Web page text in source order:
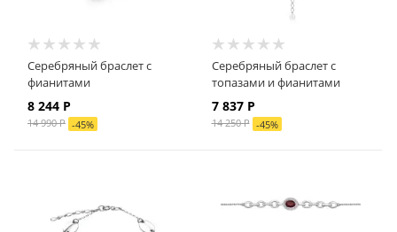
Серебряный браслет с
фианитами
8 244 Р
14 990 Р -45%
Серебряный браслет с
топазами и фианитами
7 837 Р
14 250 Р -45%